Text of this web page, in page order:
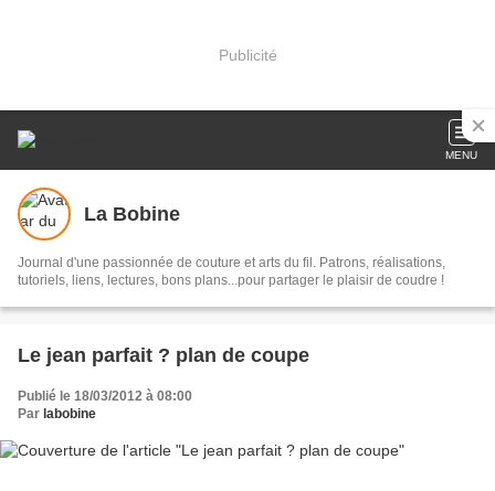
Publicité
MENU
La Bobine
Journal d'une passionnée de couture et arts du fil. Patrons, réalisations,
tutoriels, liens, lectures, bons plans...pour partager le plaisir de coudre !
Le jean parfait ? plan de coupe
Publié le 18/03/2012 à 08:00
Par labobine